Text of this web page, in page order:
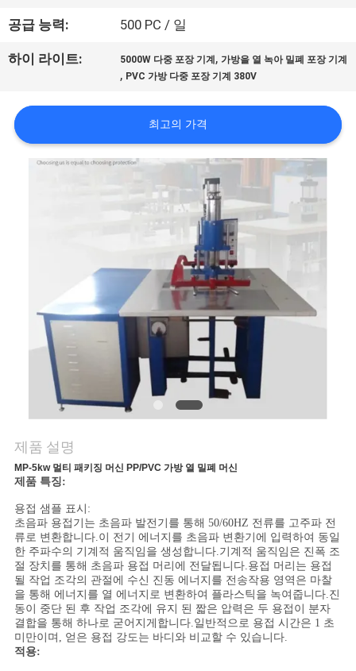
공
투
기
뉴
스
사
건
공급 능력: 500 PC / 일
하이 라이트: 5000W 다중 포장 기계 ,가방을 열 녹아 밀폐 포장 기계
, PVC 가방 다중 포장 기계 380V
최고의 가격
제품 설명
MP-5kw 멀티 패키징 머신 PP/PVC 가방 열 밀폐 머신
제품 특징:
용접 샘플 표시:
초음파 용접기는 초음파 발전기를 통해 50/60HZ 전류를 고주파 전
류로 변환합니다.이 전기 에너지를 초음파 변환기에 입력하여 동일
한 주파수의 기계적 움직임을 생성합니다.기계적 움직임은 진폭 조
절 장치를 통해 초음파 용접 머리에 전달됩니다.용접 머리는 용접
될 작업 조각의 관절에 수신 진동 에너지를 전송작용 영역은 마찰
을 통해 에너지를 열 에너지로 변환하여 플라스틱을 녹여줍니다.진
동이 중단 된 후 작업 조각에 유지 된 짧은 압력은 두 용접이 분자
결합을 통해 하나로 굳어지게합니다.일반적으로 용접 시간은 1 초
미만이며, 얻은 용접 강도는 바디와 비교할 수 있습니다.
적용: